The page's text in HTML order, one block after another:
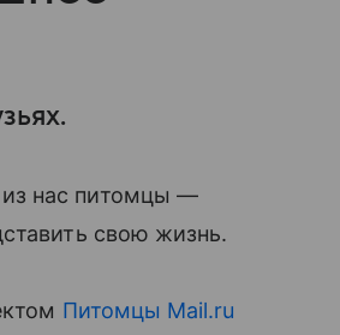
нас питомцы —
свою жизнь.
Питомцы Mail.ru